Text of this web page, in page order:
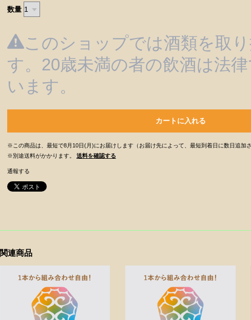
数量
このショップでは酒類を取
す。20歳未満の者の飲酒は法
います。
カートに入れる
※この商品は、最短で8月10日(月)にお届けします（お届け先によって、最短到着日に数日追加
※別途送料がかかります。
送料を確認する
通報する
関連商品